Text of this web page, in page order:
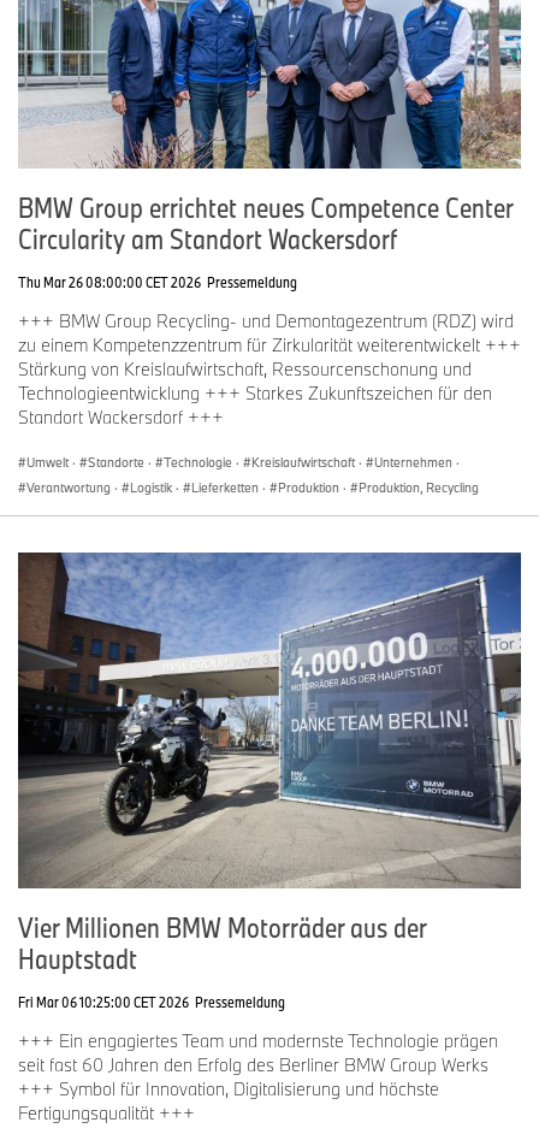
BMW Group errichtet neues Competence Center
Circularity am Standort Wackersdorf
Thu Mar 26 08:00:00 CET 2026 Pressemeldung
+++ BMW Group Recycling- und Demontagezentrum (RDZ) wird
zu einem Kompetenzzentrum für Zirkularität weiterentwickelt +++
Stärkung von Kreislaufwirtschaft, Ressourcenschonung und
Technologieentwicklung +++ Starkes Zukunftszeichen für den
Standort Wackersdorf +++
Umwelt · Standorte · Technologie · Kreislaufwirtschaft · Unternehmen ·
Verantwortung · Logistik · Lieferketten · Produktion · Produktion, Recycling
Vier Millionen BMW Motorräder aus der
Hauptstadt
Fri Mar 06 10:25:00 CET 2026 Pressemeldung
+++ Ein engagiertes Team und modernste Technologie prägen
seit fast 60 Jahren den Erfolg des Berliner BMW Group Werks
+++ Symbol für Innovation, Digitalisierung und höchste
Fertigungsqualität +++